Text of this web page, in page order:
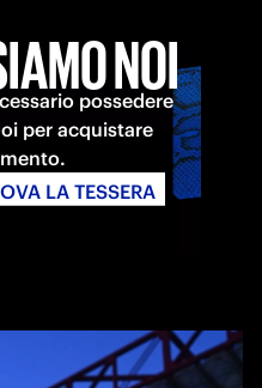
NOI
possedere
per acquistare
LA TESSERA